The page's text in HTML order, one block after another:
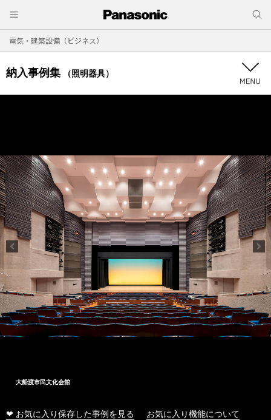
電気・建築設備（ビジネス）
納入事例集 （照明器具）
大船渡市民文化会館
❤ お気に入り保存した事例を見る お気に入り機能について